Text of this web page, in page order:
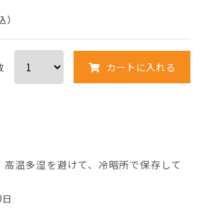
カートに入れる
高温多湿を避けて、冷暗所で保存して
日